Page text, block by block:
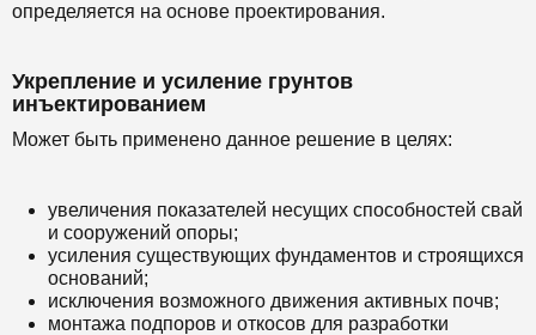
определяется на основе проектирования.
Укрепление и усиление грунтов
инъектированием
Может быть применено данное решение в целях:
увеличения показателей несущих способностей свай
и сооружений опоры;
усиления существующих фундаментов и строящихся
оснований;
исключения возможного движения активных почв;
монтажа подпоров и откосов для разработки